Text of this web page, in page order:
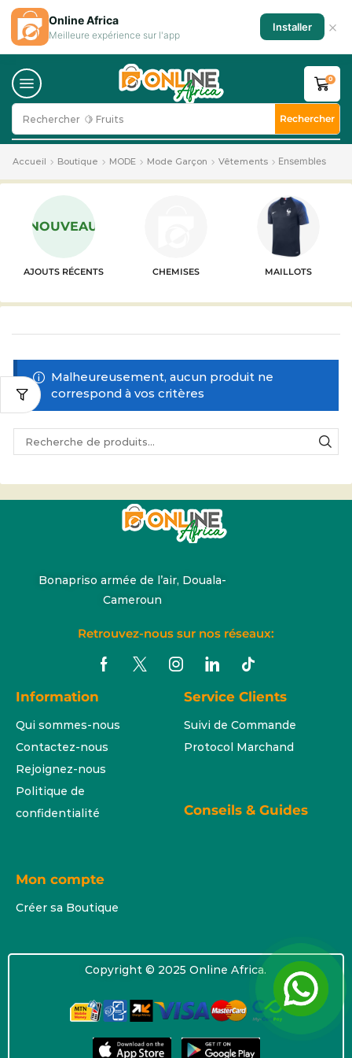
Rechercher 🍋 Fruits Rechercher
0
Accueil Boutique MODE Mode Garçon Vêtements Ensembles
NOUVEAU
AJOUTS RÉCENTS CHEMISES MAILLOTS
Malheureusement, aucun produit ne
correspond à vos critères
Bonapriso armée de l’air, Douala-
Cameroun
Retrouvez-nous sur nos réseaux:
Information
Qui sommes-nous
Contactez-nous
Rejoignez-nous
Politique de
confidentialité
Service Clients
Suivi de Commande
Protocol Marchand
Conseils & Guides
Mon compte
Créer sa Boutique
Copyright © 2025 Online Africa.
Online Africa
Meilleure expérience sur l'app
Installer ×